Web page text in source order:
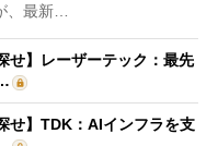
、最新…
せ】レーザーテック：最先
せ】TDK：AIインフラを支